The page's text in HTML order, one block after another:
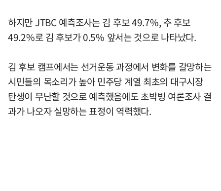
하지만 JTBC 예측조사는 김 후보 49.7%, 추 후보
49.2%로 김 후보가 0.5% 앞서는 것으로 나타났다.
김 후보 캠프에서는 선거운동 과정에서 변화를 갈망하는
시민들의 목소리가 높아 민주당 계열 최초의 대구시장
탄생이 무난할 것으로 예측했음에도 초박빙 여론조사 결
과가 나오자 실망하는 표정이 역력했다.